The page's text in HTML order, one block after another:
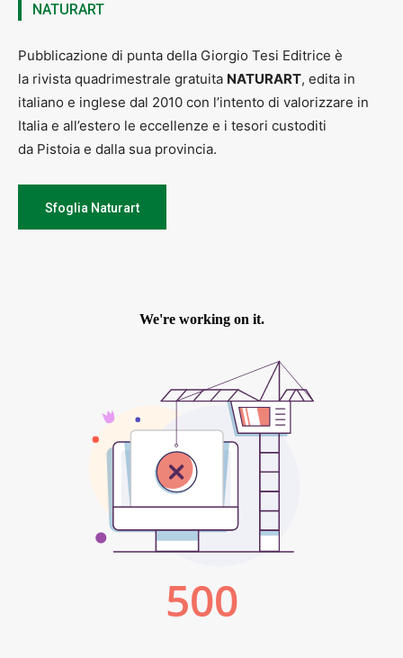
NATURART
Pubblicazione di punta della Giorgio Tesi Editrice è
la rivista quadrimestrale gratuita NATURART, edita in
italiano e inglese dal 2010 con l’intento di valorizzare in
Italia e all’estero le eccellenze e i tesori custoditi
da Pistoia e dalla sua provincia.
Sfoglia Naturart